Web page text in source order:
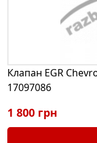
Клапан EGR
17097086
1 800 грн